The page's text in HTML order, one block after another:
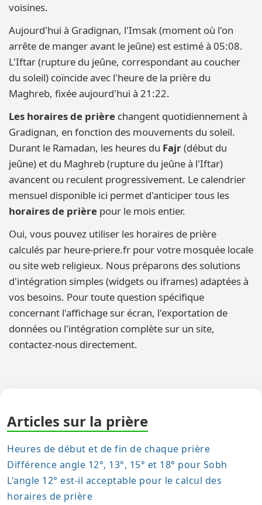
voisines.
Aujourd'hui à Gradignan, l'Imsak (moment où l'on
arrête de manger avant le jeûne) est estimé à 05:08.
L'Iftar (rupture du jeûne, correspondant au coucher
du soleil) coïncide avec l'heure de la prière du
Maghreb, fixée aujourd'hui à 21:22.
Les horaires de prière changent quotidiennement à
Gradignan, en fonction des mouvements du soleil.
Durant le Ramadan, les heures du Fajr(début du
jeûne) et du Maghreb (rupture du jeûne à l'Iftar)
avancent ou reculent progressivement. Le calendrier
mensuel disponible ici permet d'anticiper tous les
horaires de prière pour le mois entier.
Oui, vous pouvez utiliser les horaires de prière
calculés par heure-priere.fr pour votre mosquée locale
ou site web religieux. Nous préparons des solutions
d'intégration simples (widgets ou iframes) adaptées à
vos besoins. Pour toute question spécifique
concernant l'affichage sur écran, l'exportation de
données ou l'intégration complète sur un site,
contactez-nous directement.
Articles sur la prière
Heures de début et de fin de chaque prière
Différence angle 12°, 13°, 15° et 18° pour Sobh
L'angle 12° est-il acceptable pour le calcul des
horaires de prière